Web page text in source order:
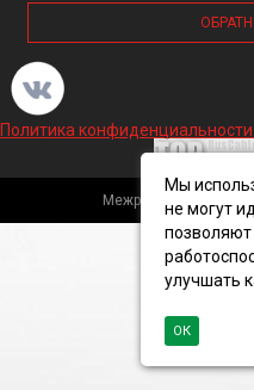
Политика
Межрегиональная
Мы
не могут
позволяют
улучшать
ОК